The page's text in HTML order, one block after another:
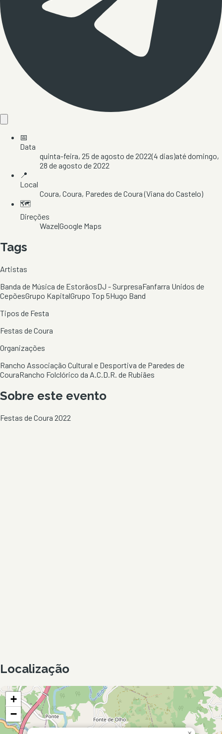
📅
Data
quinta-feira, 25 de agosto de 2022(4 dias)atédomingo,
28 de agosto de 2022
📍
Local
Coura, Coura, Paredes de Coura(Viana do Castelo)
🗺️
Direções
Waze|Google Maps
Tags
Artistas
Banda de Música de EstorãosDJ - SurpresaFanfarra Unidos de
CepõesGrupo KapitalGrupo Top 5Hugo Band
Tipos de Festa
Festas de Coura
Organizações
Rancho Associação Cultural e Desportiva de Paredes de
CouraRancho Folclórico da A.C.D.R. de Rubiães
Sobre este evento
Festas de Coura 2022
Localização
+
−